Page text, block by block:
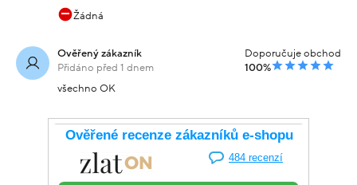
Žádná
Ověřený zákazník
Přidáno před 1 dnem
Doporučuje obchod
100%
všechno OK